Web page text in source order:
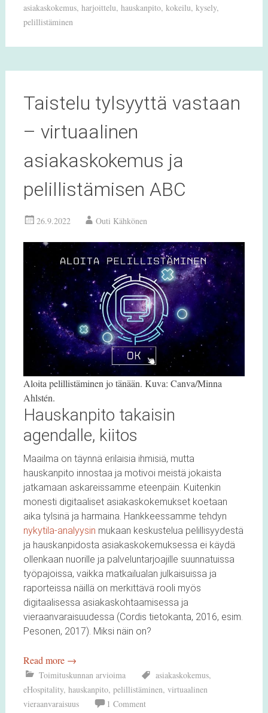
asiakaskokemus, harjoittelu, hauskanpito, kokeilu, kysely,
pelillistäminen
Taistelu tylsyyttä vastaan
– virtuaalinen
asiakaskokemus ja
pelillistämisen ABC
26.9.2022 Outi Kähkönen
Aloita pelillistäminen jo tänään. Kuva: Canva/Minna
Ahlstén.
Hauskanpito takaisin
agendalle, kiitos
Maailma on täynnä erilaisia ihmisiä, mutta
hauskanpito innostaa ja motivoi meistä jokaista
jatkamaan askareissamme eteenpäin. Kuitenkin
monesti digitaaliset asiakaskokemukset koetaan
aika tylsinä ja harmaina. Hankkeessamme tehdyn
nykytila-analyysin mukaan keskustelua pelillisyydestä
ja hauskanpidosta asiakaskokemuksessa ei käydä
ollenkaan nuorille ja palveluntarjoajille suunnatuissa
työpajoissa, vaikka matkailualan julkaisuissa ja
raporteissa näillä on merkittävä rooli myös
digitaalisessa asiakaskohtaamisessa ja
vieraanvaraisuudessa (Cordis tietokanta, 2016, esim.
Pesonen, 2017). Miksi näin on?
Read more →
Toimituskunnan arvioima asiakaskokemus,
eHospitality, hauskanpito, pelillistäminen, virtuaalinen
vieraanvaraisuus
1 Comment